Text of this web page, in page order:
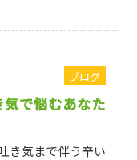
ブログ
で悩むあなた
き気まで伴う辛い